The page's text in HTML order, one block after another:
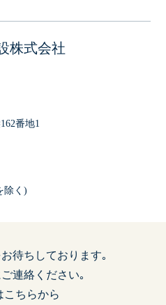
株式会社
番地1
除く)
待ちしております｡
連絡ください｡
こちらから